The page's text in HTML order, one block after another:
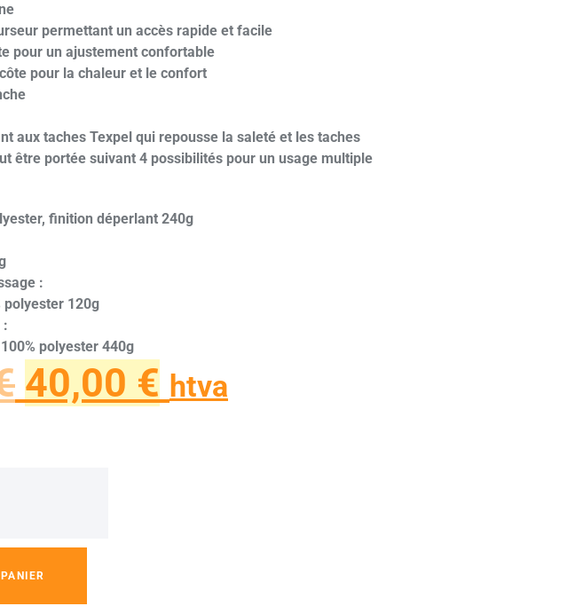
permettant un accès rapide et facile
pour un ajustement confortable
pour la chaleur et le confort
aux taches Texpel qui repousse la saleté et les taches
être portée suivant 4 possibilités pour un usage multiple
finition déperlant 240g
:
polyester 120g
:
polyester 440g
40,00 € htva